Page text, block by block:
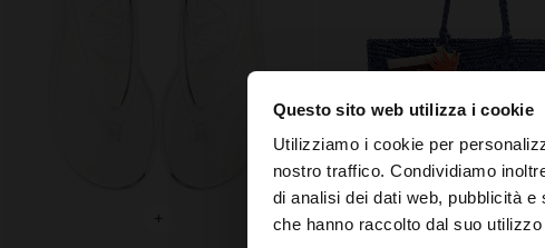
Questo sito web utilizza i cookie
Utilizziamo i cookie per
nostro traffico. Condividiamo
di analisi dei dati web, pubblicità
che hanno raccolto dal suo
ciao
Stai accedendo al sito
+